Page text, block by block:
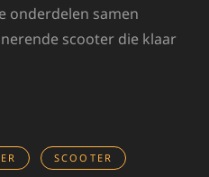
onderdelen samen
scooter die klaar
SCOOTER